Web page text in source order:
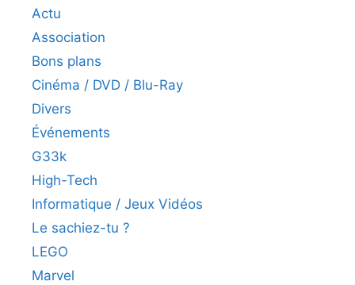
Actu
Association
Bons plans
Cinéma / DVD / Blu-Ray
Divers
Événements
G33k
High-Tech
Informatique / Jeux Vidéos
Le sachiez-tu ?
LEGO
Marvel